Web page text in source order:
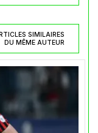
SIMILAIRES
DU MÊME AUTEUR